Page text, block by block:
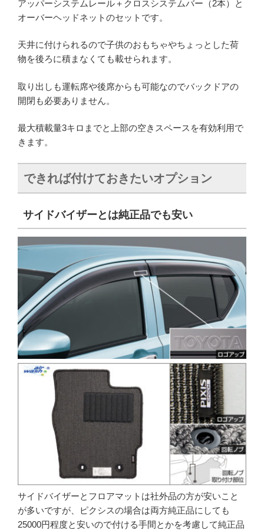
アッパーシステムレール＋クロスシステムバー（2本）と
オーバーヘッドネットのセットです。
天井に付けられるので子供のおもちゃやちょっとした荷
物を後ろに積まなくても載せられます。
取り出しも運転席や後席からも可能なのでバックドアの
開閉も必要ありません。
最大積載量3キロまでと上部の空きスペースを有効利用で
きます。
できれば付けておきたいオプション
サイドバイザーとは純正品でも安い
サイドバイザーとフロアマットは社外品の方が安いこと
が多いですが、ピクシスの場合は両方純正品にしても
25000円程度と安いので付ける手間とかを考慮して純正品